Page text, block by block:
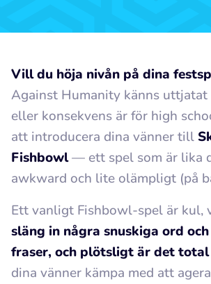
Vill du höja nivån på dina
Against Humanity känns uttjatat
eller konsekvens är för high
att introducera dina vänner till
Fishbowl— ett spel som är lika
awkward och lite olämpligt (på
Ett vanligt Fishbowl-spel är kul,
släng in några snuskiga ord
fraser, och plötsligt är det total
dina vänner kämpa med att